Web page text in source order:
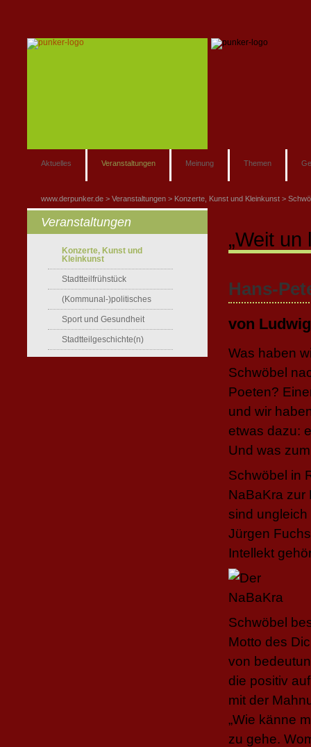
Aktuelles Veranstaltungen Meinung Themen
www.derpunker.de Veranstaltungen Konzerte, Kunst und Kleinkunst
„Weit
Hans-
von
Was haben
Schwöbel
Poeten?
und wir
etwas dazu:
Und was
Schwöbel in
NaBaKra zur
sind ungleich
Jürgen
Intellekt
Schwöbel
Motto des
von
die positiv
mit der
„Wie känne
zu gehe.
Veranstaltungen
Konzerte, Kunst und
Kleinkunst
Stadtteilfrühstück
(Kommunal-)politisches
Sport und Gesundheit
Stadtteilgeschichte(n)